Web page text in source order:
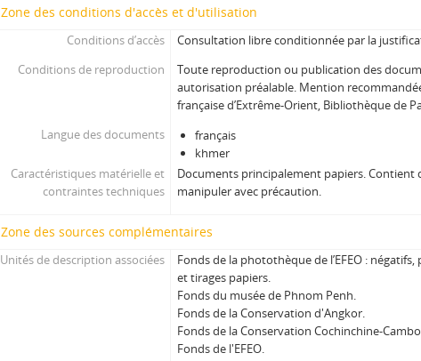
Zone des conditions d'accès et d'utilisation
Conditions d’accès
Consultation libre conditionnée par la
Conditions de reproduction
Toute reproduction ou publication des
autorisation préalable. Mention
française d’Extrême-Orient, Bibliothèque de
Langue des documents
français
khmer
Caractéristiques matérielle et
contraintes techniques
Documents principalement papiers. Contient
manipuler avec précaution.
Zone des sources complémentaires
Unités de description associées
Fonds de la photothèque de l’EFEO :
et tirages papiers.
Fonds du musée de Phnom Penh.
Fonds de la Conservation d'Angkor.
Fonds de la Conservation Cochinchine-
Fonds de l'EFEO.